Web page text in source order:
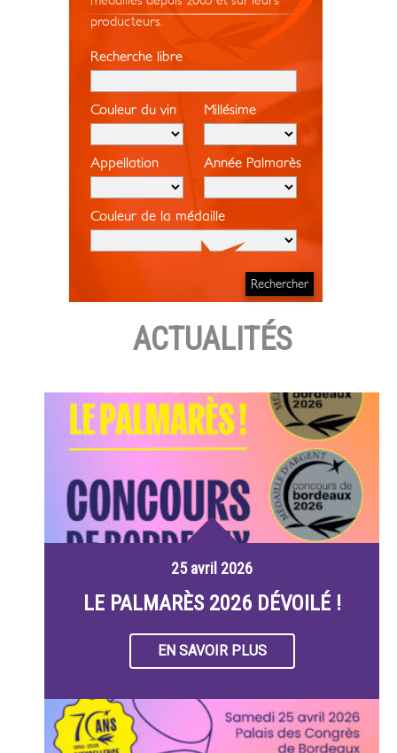
producteurs.
Recherche libre
Couleur du vin Millésime
Appellation Année Palmarès
Couleur de la médaille
ACTUALITÉS
25 avril 2026
LE PALMARÈS 2026 DÉVOILÉ !
EN SAVOIR PLUS